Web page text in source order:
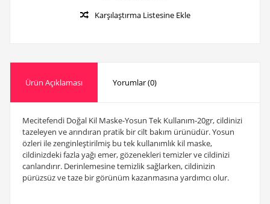
Karşılaştırma Listesine Ekle
Ürün Açıklaması Yorumlar (0)
Mecitefendi Doğal Kil Maske-Yosun Tek Kullanım-20gr, cildinizi
tazeleyen ve arındıran pratik bir cilt bakım ürünüdür. Yosun
özleri ile zenginleştirilmiş bu tek kullanımlık kil maske,
cildinizdeki fazla yağı emer, gözenekleri temizler ve cildinizi
canlandırır. Derinlemesine temizlik sağlarken, cildinizin
pürüzsüz ve taze bir görünüm kazanmasına yardımcı olur.